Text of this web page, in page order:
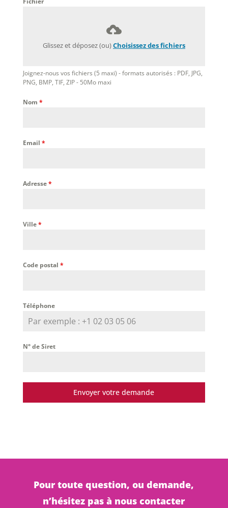
Glissez et déposez (ou)Choisissez des fichiers
Joignez-nous vos fichiers (5 maxi) - formats autorisés : PDF, JPG,
PNG, BMP, TIF, ZIP - 50Mo maxi
Nom *
Email *
Adresse*
Ville*
Code postal *
Téléphone
N° de Siret
Envoyer votre demande
Pour toute question, ou demande,
n’hésitez pas à nous contacter